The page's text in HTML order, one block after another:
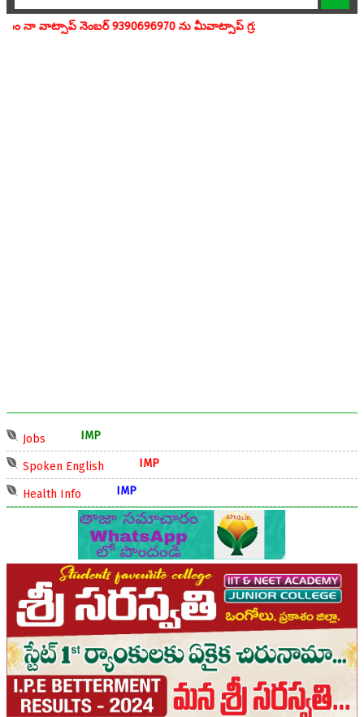
9390696970 ను మీవాట్సాప్ గ్రూపులో add చేయగలరు www.apedu.in.
Jobs
Spoken English
Health Info